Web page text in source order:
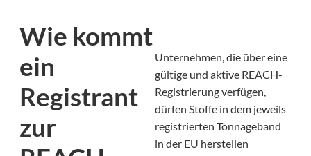
Wie kommt
ein
Registrant
zur
Unternehmen, die über eine
gültige und aktive REACH-
Registrierung verfügen,
dürfen Stoffe in dem jeweils
registrierten Tonnageband
in der EU herstellen